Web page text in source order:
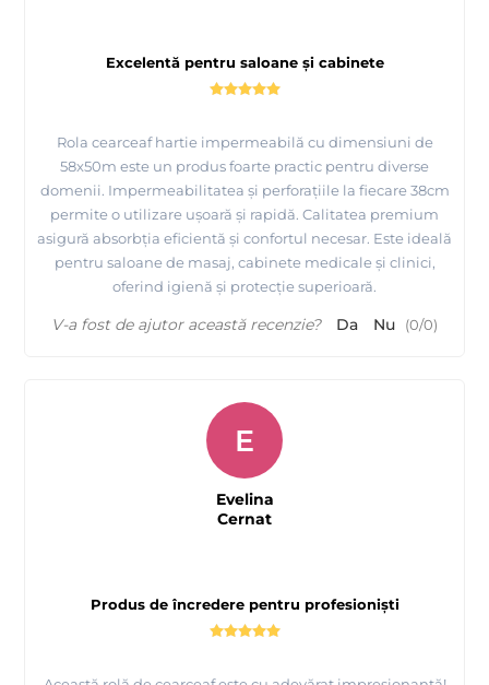
Excelentă pentru saloane și cabinete
Rola cearceaf hartie impermeabilă cu dimensiuni de
58x50m este un produs foarte practic pentru diverse
domenii. Impermeabilitatea și perforațiile la fiecare 38cm
permite o utilizare ușoară și rapidă. Calitatea premium
asigură absorbția eficientă și confortul necesar. Este ideală
pentru saloane de masaj, cabinete medicale și clinici,
oferind igienă și protecție superioară.
V-a fost de ajutor această recenzie? Da Nu (0/0)
Produs de încredere pentru profesioniști
E
Evelina
Cernat